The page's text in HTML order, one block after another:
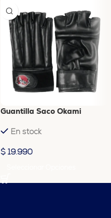
Guantilla Saco Okami
En stock
$ 19.990